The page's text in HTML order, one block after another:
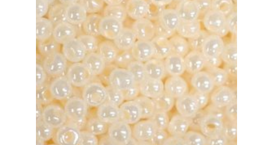
pueden
elegir
en
la
página
de
producto